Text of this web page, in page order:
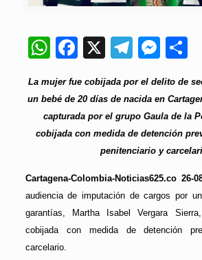
WhatsApp
Facebook
X
La mujer fue cobijada por el delito de
un bebé de 20 días de nacida en
capturada por el grupo Gaula de la
cobijada con medida de detención
penitenciario y
Cartagena-Colombia-Noticias625.co 26-
audiencia de imputación de cargos por
garantías, Martha Isabel Vergara
cobijada con medida de detención
carcelario.